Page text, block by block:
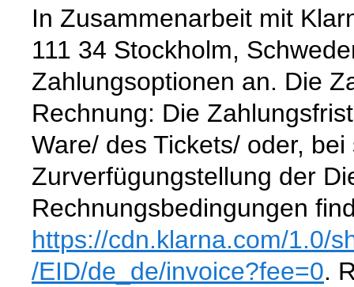
In Zusammenarbeit mit
111 34 Stockholm,
Zahlungsoptionen an. Die
Rechnung: Die
Ware/ des Tickets/ oder,
Zurverfügungstellung der
Rechnungsbedingungen
https://cdn.klarna.com/1.0/
/EID/de_de/invoice?fee=0.